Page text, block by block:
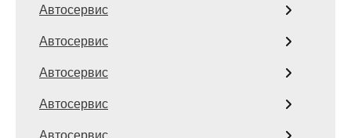
Автосервис
Автосервис
Автосервис
Автосервис